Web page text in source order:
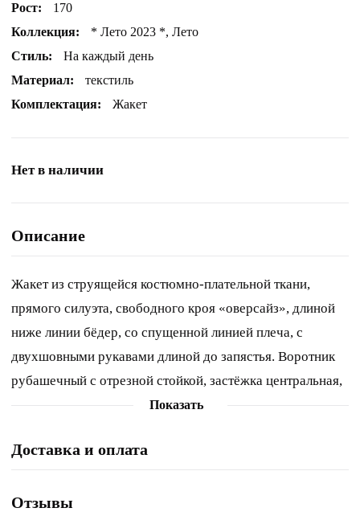
Рост:
170
Коллекция:
* Лето 2023 *, Лето
Стиль:
На каждый день
Материал:
текстиль
Комплектация:
Жакет
Нет в наличии
Описание
Жакет из струящейся костюмно-плательной ткани,
прямого силуэта, свободного кроя «оверсайз», длиной
ниже линии бёдер, со спущенной линией плеча, с
двухшовными рукавами длиной до запястья. Воротник
рубашечный с отрезной стойкой, застёжка центральная,
на петли и пуговицы на цельнокроёной планке. Спинка с
стороны настрочена кулиса, с лицевой стороны, не
которые втянут шнур из основной ткани. Верхний шов
Показать
Доставка и оплата
Отзывы